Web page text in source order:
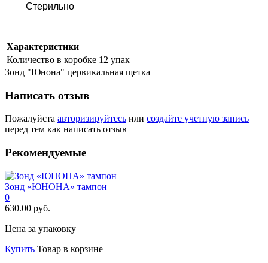
Стерильно
Характеристики
Количество в коробке 12 упак
Зонд "Юнона" цервикальная щетка
Написать отзыв
Пожалуйста авторизируйтесь или создайте учетную запись
перед тем как написать отзыв
Рекомендуемые
Зонд «ЮНОНА» тампон
0
630.00 руб.
Цена за упаковку
Купить Товар в корзине